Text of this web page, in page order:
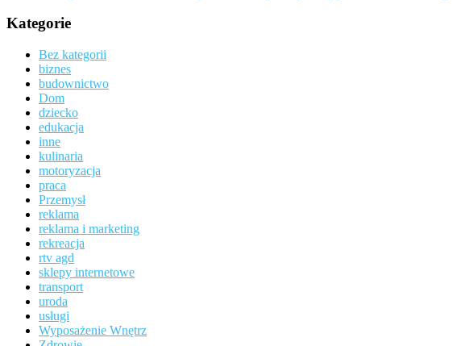
Kategorie
Bez kategorii
biznes
budownictwo
Dom
dziecko
edukacja
inne
kulinaria
motoryzacja
praca
Przemysł
reklama
reklama i marketing
rekreacja
rtv agd
sklepy internetowe
transport
uroda
usługi
Wyposażenie Wnętrz